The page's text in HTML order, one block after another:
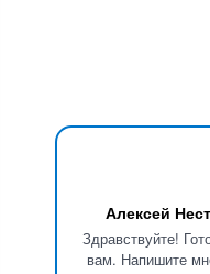
Алексей
Здравствуйте!
вам. Напишите